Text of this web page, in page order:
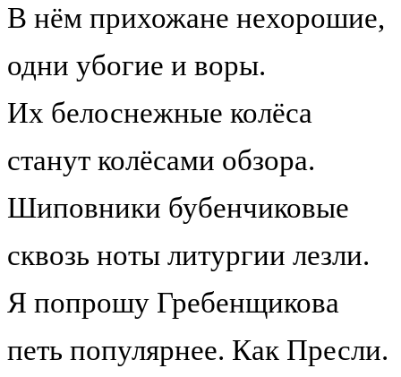
В нём прихожане нехорошие,
одни убогие и воры.
Их белоснежные колёса
станут колёсами обзора.
Шиповники бубенчиковые
сквозь ноты литургии лезли.
Я попрошу Гребенщикова
петь популярнее. Как Пресли.